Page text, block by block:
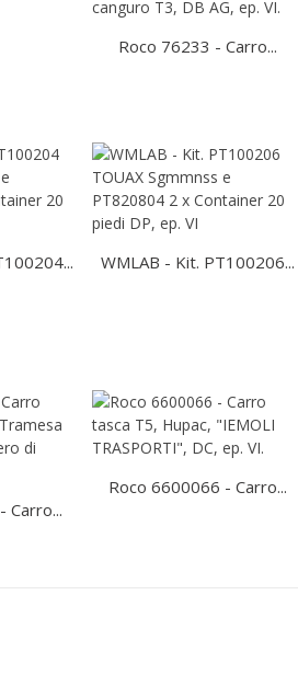
Roco 76233 - Carro...
WMLAB - Kit. PT100206...
Carro...
Roco 6600066 - Carro...